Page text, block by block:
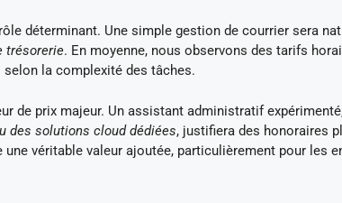
déterminant. Une simple gestion de courrier sera
trésorerie. En moyenne, nous observons des tarifs
la complexité des tâches.
de prix majeur. Un assistant administratif
des solutions cloud dédiées, justifiera des honoraires
une véritable valeur ajoutée, particulièrement pour les